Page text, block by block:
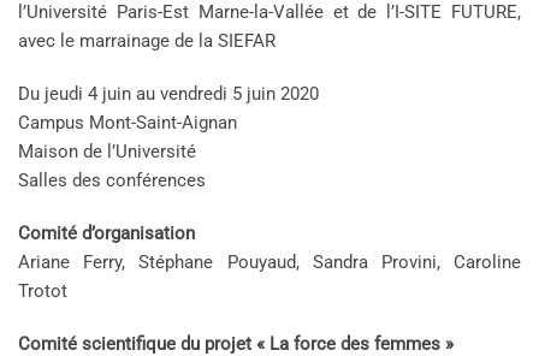
l’Université Paris-Est Marne-la-Vallée et de l’I-SITE FUTURE,
avec le marrainage de la SIEFAR
Du jeudi 4 juin au vendredi 5 juin 2020
Campus Mont-Saint-Aignan
Maison de l’Université
Salles des conférences
Comité d’organisation
Ariane Ferry, Stéphane Pouyaud, Sandra Provini, Caroline
Trotot
Comité scientifique du projet « La force des femmes »